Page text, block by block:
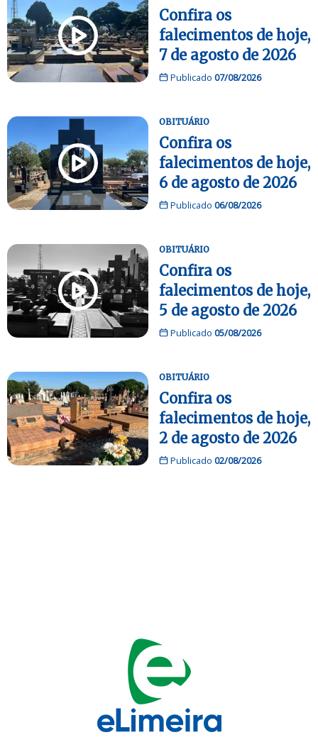
Confira os
falecimentos de hoje,
7 de agosto de 2026
Publicado 07/08/2026
OBITUÁRIO
Confira os
falecimentos de hoje,
6 de agosto de 2026
Publicado 06/08/2026
OBITUÁRIO
Confira os
falecimentos de hoje,
5 de agosto de 2026
Publicado 05/08/2026
OBITUÁRIO
Confira os
falecimentos de hoje,
2 de agosto de 2026
Publicado 02/08/2026